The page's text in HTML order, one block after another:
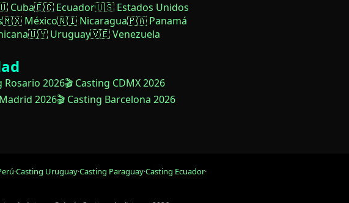
Cuba🇪🇨 Ecuador🇺🇸 Estados Unidos
🇲🇽 México🇳🇮 Nicaragua🇵🇦 Panamá
🇺🇾 Uruguay🇻🇪 Venezuela
Rosario 2026🎬 Casting CDMX 2026
2026🎬 Casting Barcelona 2026
·Casting Uruguay·Casting Paraguay·Casting Ecuador·